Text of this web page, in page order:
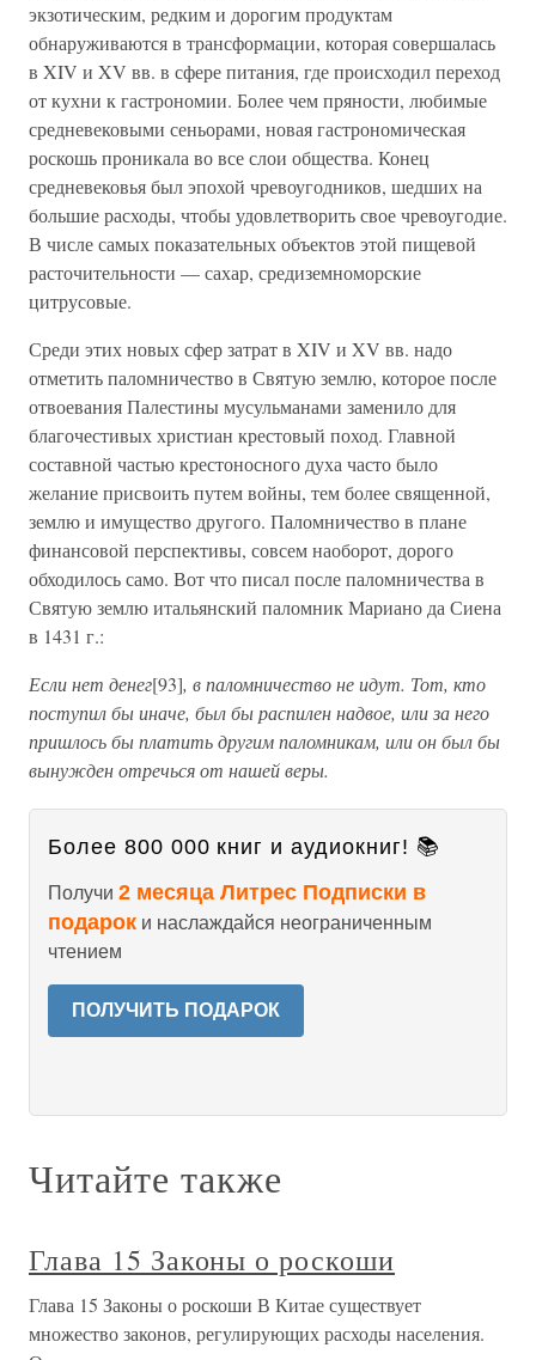
экзотическим, редким и дорогим продуктам
обнаруживаются в трансформации, которая совершалась
в XIV и XV вв. в сфере питания, где происходил переход
от кухни к гастрономии. Более чем пряности, любимые
средневековыми сеньорами, новая гастрономическая
роскошь проникала во все слои общества. Конец
средневековья был эпохой чревоугодников, шедших на
большие расходы, чтобы удовлетворить свое чревоугодие.
В числе самых показательных объектов этой пищевой
расточительности — сахар, средиземноморские
цитрусовые.
Среди этих новых сфер затрат в XIV и XV вв. надо
отметить паломничество в Святую землю, которое после
отвоевания Палестины мусульманами заменило для
благочестивых христиан крестовый поход. Главной
составной частью крестоносного духа часто было
желание присвоить путем войны, тем более священной,
землю и имущество другого. Паломничество в плане
финансовой перспективы, совсем наоборот, дорого
обходилось само. Вот что писал после паломничества в
Святую землю итальянский паломник Мариано да Сиена
в 1431 г.:
Если нет денег[93], в паломничество не идут. Тот, кто
поступил бы иначе, был бы распилен надвое, или за него
пришлось бы платить другим паломникам, или он был бы
вынужден отречься от нашей веры.
Более 800 000 книг и аудиокниг! 📚
Получи 2 месяца Литрес Подписки в
подарок и наслаждайся неограниченным
чтением
ПОЛУЧИТЬ ПОДАРОК
Читайте также
Глава 15 Законы о роскоши
Глава 15 Законы о роскоши В Китае существует
множество законов, регулирующих расходы населения.